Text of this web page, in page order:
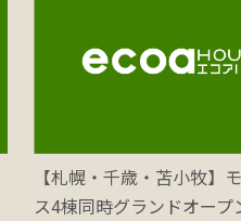
【札幌・千歳・苫小牧】
ス4棟同時グランドオープ